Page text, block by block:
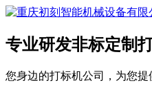
专业研发非标定制
您身边的打标机公司，为您提